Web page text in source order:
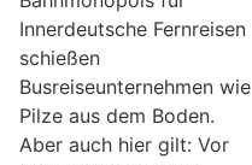
Innerdeutsche Fernreisen
schießen
Busreiseunternehmen wie
Pilze aus dem Boden.
Aber auch hier gilt: Vor